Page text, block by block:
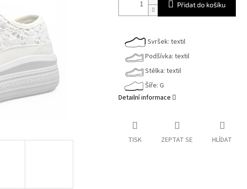
Přidat do košíku
Svršek: textil
Podšívka: textil
Stélka: textil
Šíře: G
Detailní informace
TISK ZEPTAT SE HLÍDAT